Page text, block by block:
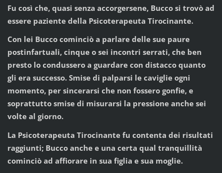
Fu così che, quasi senza accorgersene, Bucco si trovò ad
essere paziente della Psicoterapeuta Tirocinante.
Con lei Bucco cominciò a parlare delle sue paure
postinfartuali, cinque o sei incontri serrati, che ben
presto lo condussero a guardare con distacco quanto
gli era successo. Smise di palparsi le caviglie ogni
momento, per sincerarsi che non fossero gonfie, e
soprattutto smise di misurarsi la pressione anche sei
volte al giorno.
La Psicoterapeuta Tirocinante fu contenta dei risultati
raggiunti; Bucco anche e una certa qual tranquillità
cominciò ad affiorare in sua figlia e sua moglie.